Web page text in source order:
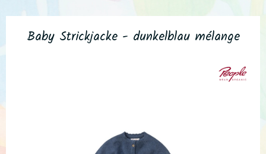
Baby Strickjacke - dunkelblau mélange